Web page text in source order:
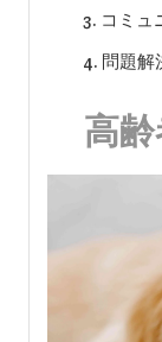
コミュ
問題解
高